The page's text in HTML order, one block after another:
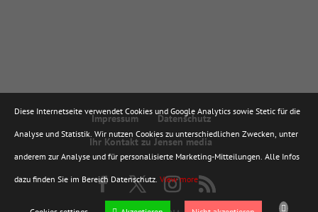
Impressum
Datenschutz
Ihr Kontakt zu Jensen media
Diese Internetseite verwendet Cookies und Google Analytics sowie Stetic für die
Analyse und Statistik. Wir nutzen Cookies zu unterschiedlichen Zwecken, unter
anderem zur Analyse und für personalisierte Marketing-Mitteilungen. Alle Infos
dazu finden Sie im Bereich Datenschutz. View more